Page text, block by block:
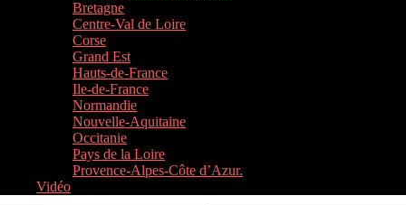
Bretagne
Centre-Val de Loire
Corse
Grand Est
Hauts-de-France
Ile-de-France
Normandie
Nouvelle-Aquitaine
Occitanie
Pays de la Loire
Provence-Alpes-Côte d’Azur.
Vidéo